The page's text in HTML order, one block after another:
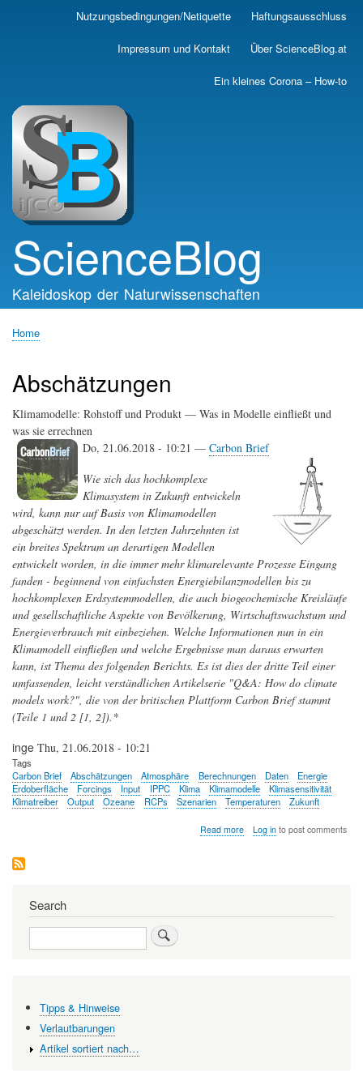
Skip
main
Nutzungsbedingungen/Netiquette Haftungsausschluss
Impressum und Kontakt Über ScienceBlog.at
Ein kleines Corona – How-to
ScienceBlog
Kaleidoskop der Naturwissenschaften
Home
Abschätzungen
Klimamodelle: Rohstoff und Produkt — Was in Modelle einfließt und
was sie errechnen
Do, 21.06.2018 - 10:21 — Carbon Brief
Wie sich das hochkomplexe
Klimasystem in Zukunft entwickeln
wird, kann nur auf Basis von Klimamodellen
abgeschätzt werden. In den letzten Jahrzehnten ist
ein breites Spektrum an derartigen Modellen
entwickelt worden, in die immer mehr klimarelevante Prozesse Eingang
fanden - beginnend von einfachsten Energiebilanzmodellen bis zu
hochkomplexen Erdsystemmodellen, die auch biogeochemische Kreisläufe
und gesellschaftliche Aspekte von Bevölkerung, Wirtschaftswachstum und
Energieverbrauch mit einbeziehen. Welche Informationen nun in ein
Klimamodell einfließen und welche Ergebnisse man daraus erwarten
kann, ist Thema des folgenden Berichts. Es ist dies der dritte Teil einer
umfassenden, leicht verständlichen Artikelserie "Q&A: How do climate
models work?", die von der britischen Plattform Carbon Brief stammt
(Teile 1 und 2 [1, 2]).*
inge Thu, 21.06.2018 - 10:21
Tags
Carbon Brief
Abschätzungen Atmosphäre Berechnungen Daten
Energie
Erdoberfläche
Forcings Input IPPC Klima Klimamodelle
Klimasensitivität
Klimatreiber
Output Ozeane RCPs Szenarien Temperaturen Zukunft
Read moreabout
Klimamodelle:
in
Log into post comments
Search
Search
Tipps & Hinweise
Verlautbarungen
Artikel sortiert nach…